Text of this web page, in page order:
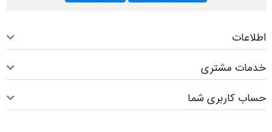
اطلاعات
خدمات مشتری
حساب کاربری شما